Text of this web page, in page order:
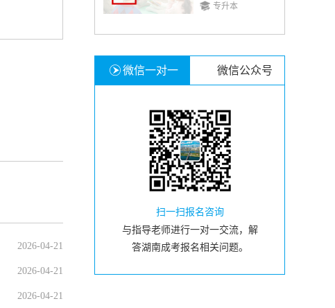
2026-04-21
2026-04-21
2026-04-21
专升本
微信一对一 微信公众号
扫一扫报名咨询
与指导老师进行一对一交流，解
答湖南成考报名相关问题。